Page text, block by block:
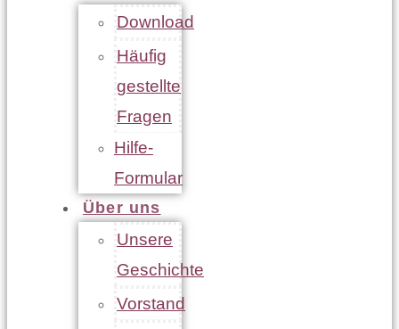
Download
Häufig
gestellte
Fragen
Hilfe-
Formular
Über uns
Unsere
Geschichte
Vorstand